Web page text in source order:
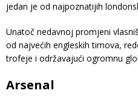
jedan je od najpoznatijih
Unatoč nedavnoj promjeni
od najvećih engleskih timova,
trofeje i održavajući ogromnu
Arsenal